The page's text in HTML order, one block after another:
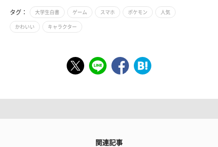
タグ： 大学生白書 ゲーム スマホ ポケモン 人気
かわいい キャラクター
関連記事